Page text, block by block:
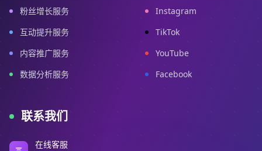
粉丝增长服务
互动提升服务
内容推广服务
数据分析服务
Instagram
TikTok
YouTube
Facebook
联系我们
在线客服